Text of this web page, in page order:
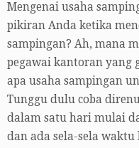
Mengenai usaha
pikiran Anda ketika
sampingan? Ah, mana
pegawai kantoran yang
apa usaha sampingan
Tunggu dulu coba
dalam satu hari mulai
dan ada sela-sela